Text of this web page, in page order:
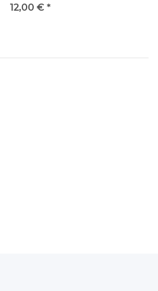
12,00 € *